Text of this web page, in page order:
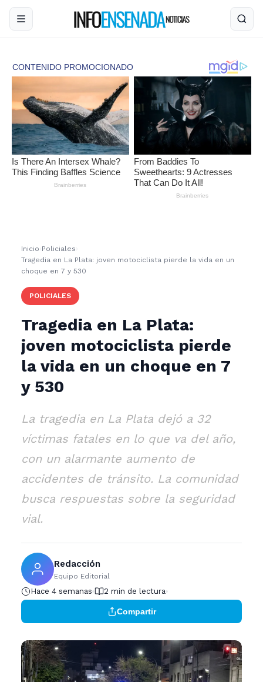
Inicio ›Policiales ›
Tragedia en La Plata: joven motociclista pierde la vida en un
choque en 7 y 530
POLICIALES
Tragedia en La Plata:
joven motociclista pierde
la vida en un choque en 7
y 530
La tragedia en La Plata dejó a 32
víctimas fatales en lo que va del año,
con un alarmante aumento de
accidentes de tránsito. La comunidad
busca respuestas sobre la seguridad
vial.
Redacción
Equipo Editorial
Hace 4 semanas 2 min de lectura
Compartir